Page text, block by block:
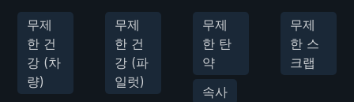
무제
한 건
강 (차
량)
무제
한 건
강 (파
일럿)
무제
한 탄
약
속사
무제
한 스
크랩